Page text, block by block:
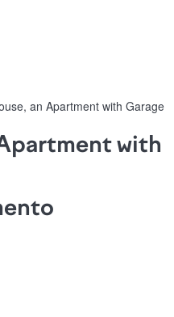
an Apartment with Garage
with